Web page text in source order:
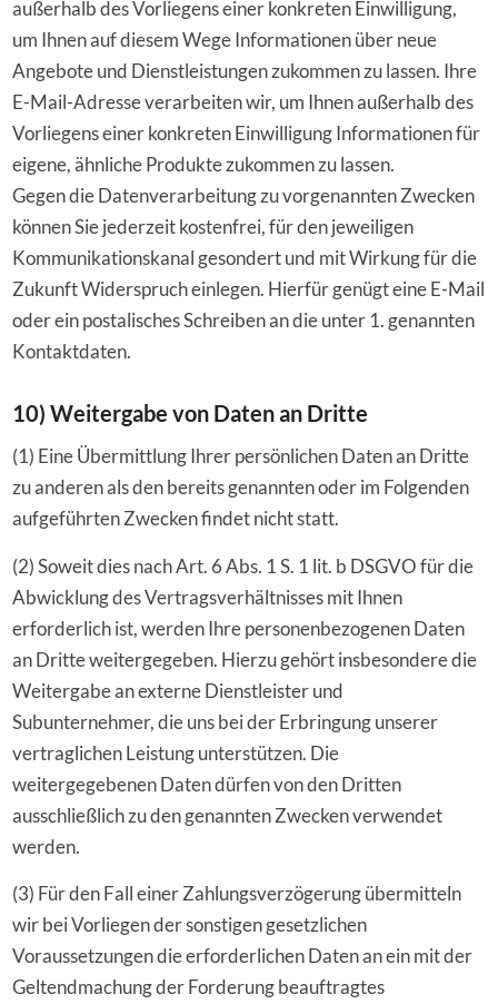
außerhalb des Vorliegens einer konkreten Einwilligung,
um Ihnen auf diesem Wege Informationen über neue
Angebote und Dienstleistungen zukommen zu lassen. Ihre
E-Mail-Adresse verarbeiten wir, um Ihnen außerhalb des
Vorliegens einer konkreten Einwilligung Informationen für
eigene, ähnliche Produkte zukommen zu lassen.
Gegen die Datenverarbeitung zu vorgenannten Zwecken
können Sie jederzeit kostenfrei, für den jeweiligen
Kommunikationskanal gesondert und mit Wirkung für die
Zukunft Widerspruch einlegen. Hierfür genügt eine E-Mail
oder ein postalisches Schreiben an die unter 1. genannten
Kontaktdaten.
10) Weitergabe von Daten an Dritte
(1) Eine Übermittlung Ihrer persönlichen Daten an Dritte
zu anderen als den bereits genannten oder im Folgenden
aufgeführten Zwecken findet nicht statt.
(2) Soweit dies nach Art. 6 Abs. 1 S. 1 lit. b DSGVO für die
Abwicklung des Vertragsverhältnisses mit Ihnen
erforderlich ist, werden Ihre personenbezogenen Daten
an Dritte weitergegeben. Hierzu gehört insbesondere die
Weitergabe an externe Dienstleister und
Subunternehmer, die uns bei der Erbringung unserer
vertraglichen Leistung unterstützen. Die
weitergegebenen Daten dürfen von den Dritten
ausschließlich zu den genannten Zwecken verwendet
werden.
(3) Für den Fall einer Zahlungsverzögerung übermitteln
wir bei Vorliegen der sonstigen gesetzlichen
Voraussetzungen die erforderlichen Daten an ein mit der
Geltendmachung der Forderung beauftragtes